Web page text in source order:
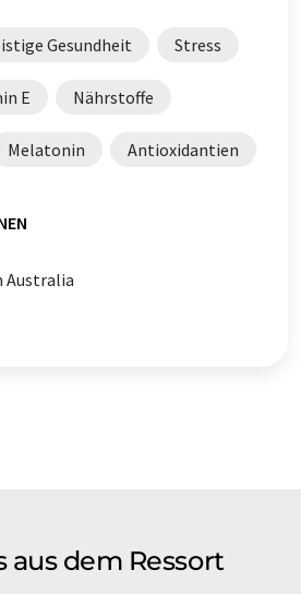
Gesundheit Stress
E Nährstoffe
Melatonin Antioxidantien
Australia
aus dem Ressort